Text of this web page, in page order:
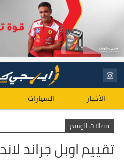
الأخبار السيارات
مقالات الوسم
تقييم اوبل جراند لاند